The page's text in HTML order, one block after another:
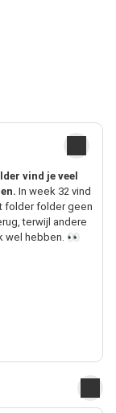
vind je veel
In week 32 vind
folder folder geen
terwijl andere
wel hebben. 👀